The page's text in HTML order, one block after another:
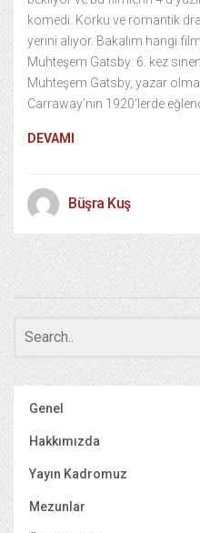
komedi. Korku ve romantik
yerini alıyor. Bakalım hangi
Muhteşem Gatsby: 6. kez
Muhteşem Gatsby, yazar
Carraway’nin 1920’lerde
DEVAMI
Büşra Kuş
Genel
Hakkımızda
Yayın Kadromuz
Mezunlar